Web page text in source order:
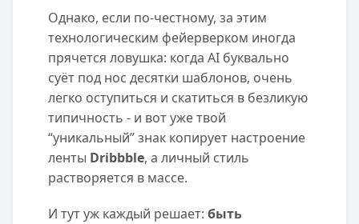
Однако, если по-честному, за этим
технологическим фейерверком иногда
прячется ловушка: когда AI буквально
суёт под нос десятки шаблонов, очень
легко оступиться и скатиться в безликую
типичность - и вот уже твой
“уникальный” знак копирует настроение
ленты Dribbble, а личный стиль
растворяется в массе.
И тут уж каждый решает: быть